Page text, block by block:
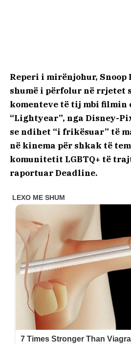
Reperi i mirënjohur, Snoop
shumë i përfolur në rrjetet
komenteve të tij mbi filmin
“Lightyear”, nga Disney-
se ndihet “i frikësuar” të
në kinema për shkak të
komunitetit LGBTQ+ të
raportuar Deadline.